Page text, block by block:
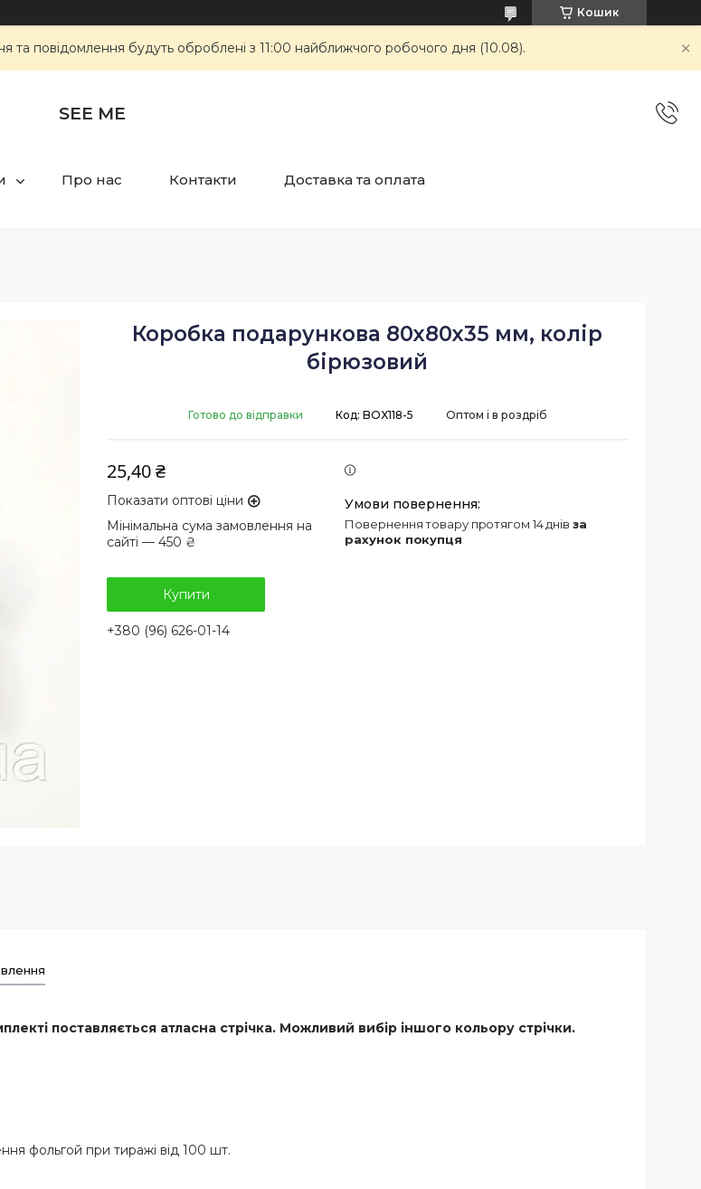
Кошик
та повідомлення будуть оброблені з 11:00 найближчого робочого дня (10.08).
SEE ME
Про нас Контакти Доставка та оплата
Коробка подарункова 80х80х35 мм, колір
бірюзовий
Готово до відправки Оптом і в роздріб
Код: BOX118-5
25,40 ₴
Показати оптові ціни
Мінімальна сума замовлення на
сайті — 450 ₴
Купити
+380 (96) 626-01-14
повернення товару протягом 14 днів за
рахунок покупця
поставляється атласна стрічка. Можливий вибір іншого кольору стрічки.
фольгой при тиражі від 100 шт.